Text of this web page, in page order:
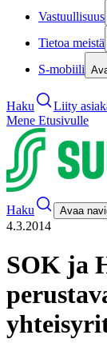
Vastuullisuus
Tietoa meistä
S-mobiili
Haku
Liity
Mene Etusivulle
Haku Avaa
4.3.2014
SOK ja